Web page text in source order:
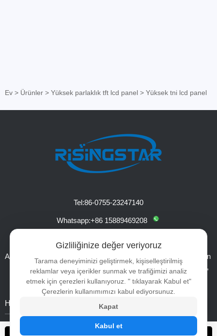
Ev > Ürünler > Yüksek parlaklık tft lcd panel > Yüksek tni lcd panel
Tel:86-0755-23247140
Whatsapp:+86 15889469208
Adres:
5 / F, Hengshou Teknoloji Binası, No.12, Alan B, Shangcun
Liantang Sanayi Bölgesi, Guangming Bölgesi, Shenzhen,
Hakkında
Sertifikalar
Ürünler
Gizliliğinize değer veriyoruz
Tarama deneyiminizi geliştirmek, kişiselleştirilmiş
reklamlar veya içerikler sunmak ve trafiğimizi analiz
etmek için çerezleri kullanıyoruz. " tıklayarak Kabul et"
Çerezlerin kullanımımızı kabul ediyorsunuz.
Kapat
Kabul et